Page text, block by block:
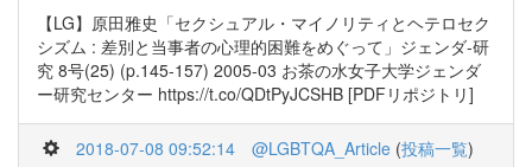
【LG】原田雅史「セクシュアル・マイノリティとヘテロセク
シズム : 差別と当事者の心理的困難をめぐって」ジェンダ-研
究 8号(25) (p.145-157) 2005-03 お茶の水女子大学ジェンダ
ー研究センター https://t.co/QDtPyJCSHB [PDFリポジトリ]
2018-07-08 09:52:14 @LGBTQA_Article (投稿一覧)